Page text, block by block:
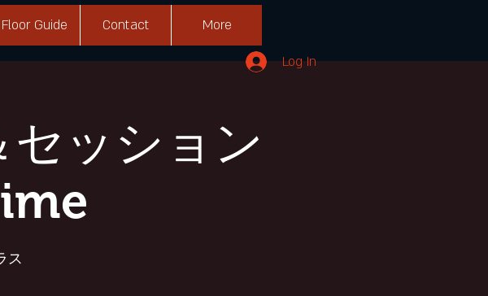
Floor Guide Contact More
Log In
ッション
ス